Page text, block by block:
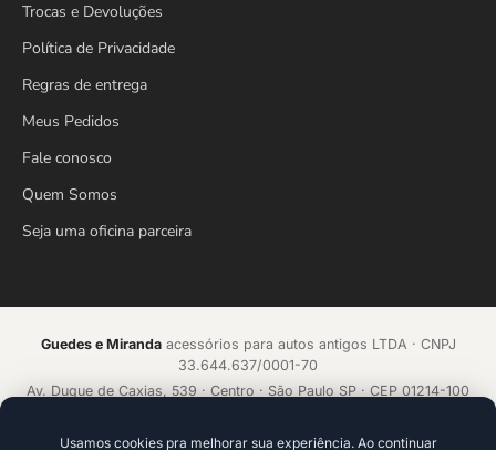
Trocas e Devoluções
Política de Privacidade
Regras de entrega
Meus Pedidos
Fale conosco
Quem Somos
Seja uma oficina parceira
Guedes e Mirandaacessórios para autos antigos LTDA · CNPJ
33.644.637/0001-70
Av. Duque de Caxias, 539 · Centro · São Paulo SP · CEP 01214-100
Usamos cookies pra melhorar sua experiência. Ao continuar